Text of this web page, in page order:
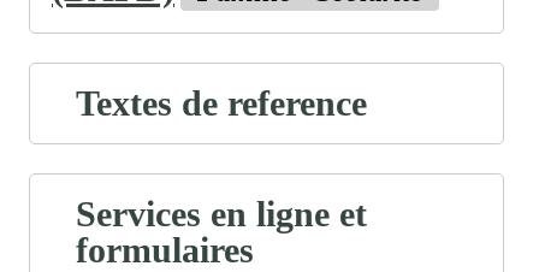
Textes de reference
Services en ligne et
formulaires